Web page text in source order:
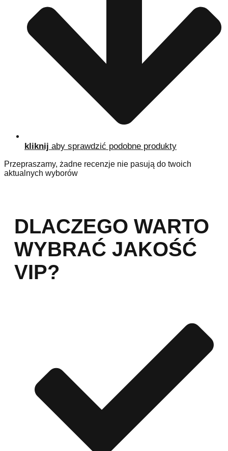
kliknij aby sprawdzić podobne produkty
Przepraszamy, żadne recenzje nie pasują do twoich
aktualnych wyborów
DLACZEGO WARTO
WYBRAĆ JAKOŚĆ
VIP?